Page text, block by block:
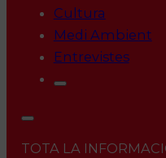
Cultura
Medi Ambient
Entrevistes
TOTA LA